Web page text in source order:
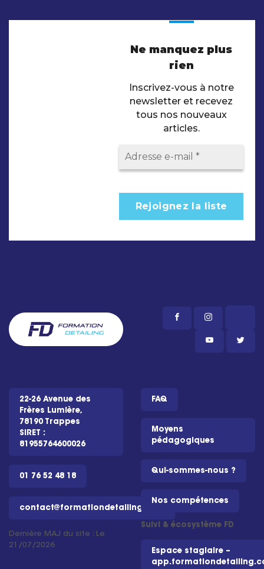
Ne manquez plus
rien
Inscrivez-vous à notre
newsletter et recevez
tous nos nouveaux
articles.
22-26 Avenue des
Frères Lumière,
78190 Trappes
SIRET :
81955764600026
01 76 52 48 18
contact@formationdetailing.com
Dernière MAJ du site : Le
21/07/2026
FAQ
Moyens
pédagogiques
Qui-sommes-nous ?
Nos compétences
Suivi & écosystème FD
Espace stagiaire –